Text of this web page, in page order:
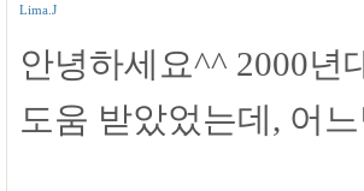
Lima.J
안녕하세요^^ 2000년
도움 받았었는데, 어